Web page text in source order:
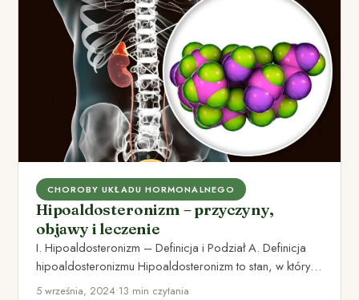
CHOROBY UKŁADU HORMONALNEGO
Hipoaldosteronizm – przyczyny,
objawy i leczenie
I. Hipoaldosteronizm – Definicja i Podział A. Definicja
hipoaldosteronizmu Hipoaldosteronizm to stan, w którym
organizm ma niedobór hormonu…
5 września, 2024•13 min czytania